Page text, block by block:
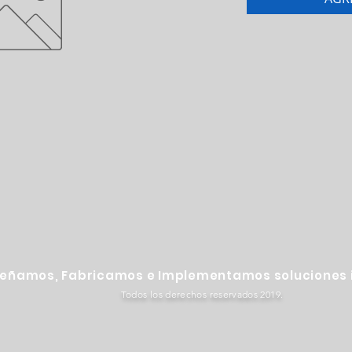
Fabricamos e Implementamos
Todos los derechos reservados 2019.